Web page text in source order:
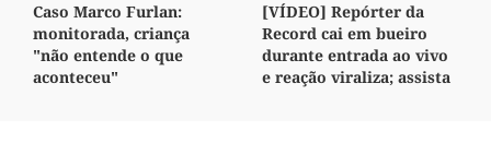
Caso Marco Furlan:
monitorada, criança
"não entende o que
aconteceu"
[VÍDEO] Repórter da
Record cai em bueiro
durante entrada ao vivo
e reação viraliza; assista